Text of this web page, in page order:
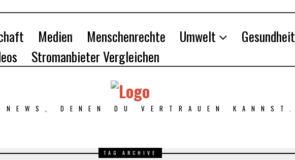
Medien Menschenrechte Umwelt
Gesundheit
Stromanbieter Vergleichen
NEWS, DENEN DU VERTRAUEN KANNST.
TAG ARCHIVE